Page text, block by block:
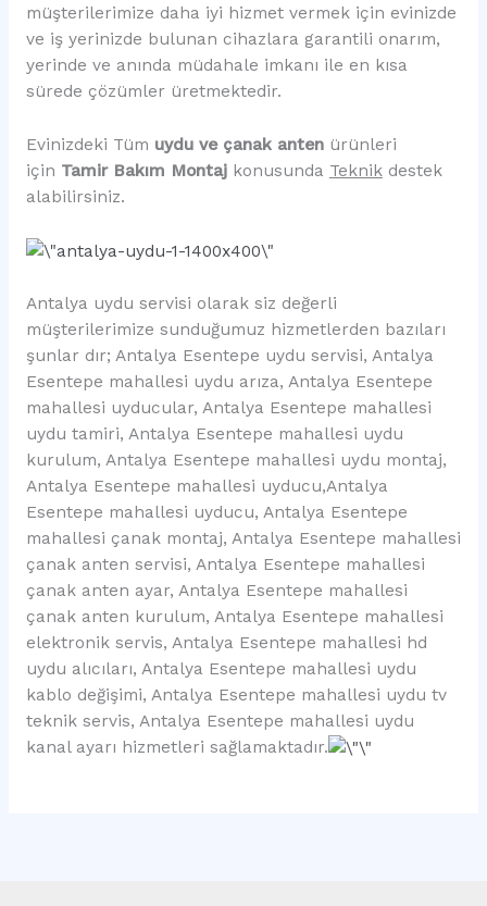
müşterilerimize daha iyi hizmet vermek için evinizde
ve iş yerinizde bulunan cihazlara garantili onarım,
yerinde ve anında müdahale imkanı ile en kısa
sürede çözümler üretmektedir.
Evinizdeki Tüm uydu ve çanak antenürünleri
için Tamir Bakım Montaj konusunda Teknik destek
alabilirsiniz.
Antalya uydu servisi olarak siz değerli
müşterilerimize sunduğumuz hizmetlerden bazıları
şunlar dır; Antalya Esentepe uydu servisi, Antalya
Esentepe mahallesi uydu arıza, Antalya Esentepe
mahallesi uyducular, Antalya Esentepe mahallesi
uydu tamiri, Antalya Esentepe mahallesi uydu
kurulum, Antalya Esentepe mahallesi uydu montaj,
Antalya Esentepe mahallesi uyducu,Antalya
Esentepe mahallesi uyducu, Antalya Esentepe
mahallesi çanak montaj, Antalya Esentepe mahallesi
çanak anten servisi, Antalya Esentepe mahallesi
çanak anten ayar, Antalya Esentepe mahallesi
çanak anten kurulum, Antalya Esentepe mahallesi
elektronik servis, Antalya Esentepe mahallesi hd
uydu alıcıları, Antalya Esentepe mahallesi uydu
kablo değişimi, Antalya Esentepe mahallesi uydu tv
teknik servis, Antalya Esentepe mahallesi uydu
kanal ayarı hizmetleri sağlamaktadır.